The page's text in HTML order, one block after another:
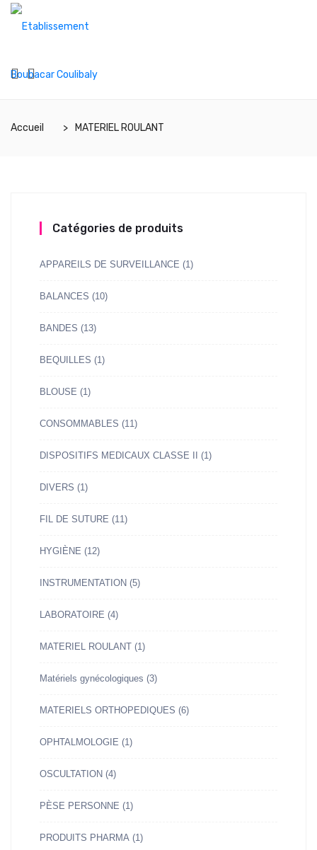
Accueil MATERIEL ROULANT
Catégories de produits
APPAREILS DE SURVEILLANCE (1)
BALANCES (10)
BANDES (13)
BEQUILLES (1)
BLOUSE (1)
CONSOMMABLES (11)
DISPOSITIFS MEDICAUX CLASSE II (1)
DIVERS (1)
FIL DE SUTURE (11)
HYGIÈNE (12)
INSTRUMENTATION (5)
LABORATOIRE (4)
MATERIEL ROULANT (1)
Matériels gynécologiques (3)
MATERIELS ORTHOPEDIQUES (6)
OPHTALMOLOGIE (1)
OSCULTATION (4)
PÈSE PERSONNE (1)
PRODUITS PHARMA (1)